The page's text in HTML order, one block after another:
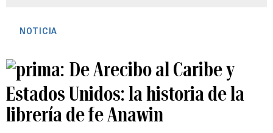
NOTICIA
De Arecibo al Caribe y
Estados Unidos: la historia de la
librería de fe Anawin